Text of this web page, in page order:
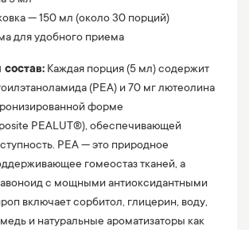
— 150 мл (около 30 порций)
для удобного приема
Каждая порция (5 мл) содержит
(PEA) и 70 мг лютеолина
форме
PEALUT®), обеспечивающей
PEA — это природное
гомеостаз тканей, а
с мощными антиоксидантными
включает сорбитол, глицерин, воду,
и натуральные ароматизаторы как